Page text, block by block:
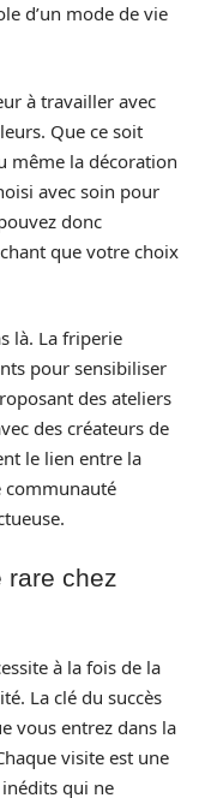
d’un mode de vie
à travailler avec
Que ce soit
même la décoration
avec soin pour
donc
que votre choix
là. La friperie
pour sensibiliser
des ateliers
des créateurs de
le lien entre la
communauté
rare chez
à la fois de la
La clé du succès
vous entrez dans la
visite est une
qui ne